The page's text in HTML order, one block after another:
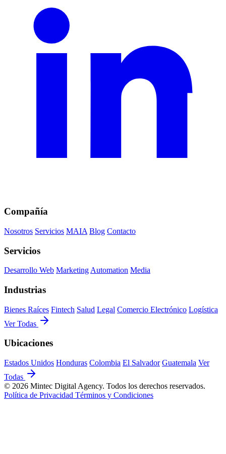
Compañía
Nosotros Servicios MAIA Blog Contacto
Servicios
Desarrollo Web Marketing Automation Media
Industrias
Bienes Raíces Fintech Salud Legal Comercio Electrónico Logística
Ver Todas
Ubicaciones
Estados Unidos Honduras Colombia El Salvador Guatemala Ver
Todas
© 2026 Mintec Digital Agency. Todos los derechos reservados.
Política de Privacidad Términos y Condiciones